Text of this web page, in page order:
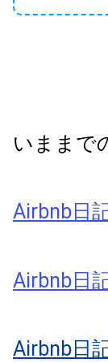
いままで
Airbnb日
Airbnb日
Airbnb日